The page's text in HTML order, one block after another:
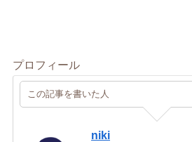
プロフィール
この記事を書いた人
niki